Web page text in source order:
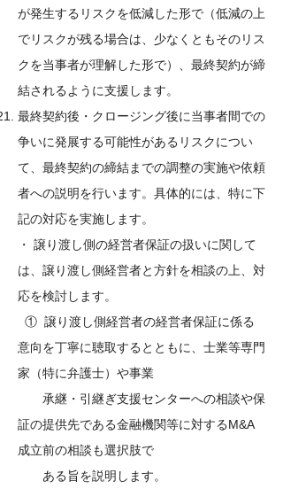
が発生するリスクを低減した形で（低減の上
でリスクが残る場合は、少なくともそのリス
クを当事者が理解した形で）、最終契約が締
結されるように支援します。
最終契約後・クロージング後に当事者間での
争いに発展する可能性があるリスクについ
て、最終契約の締結までの調整の実施や依頼
者への説明を行います。具体的には、特に下
記の対応を実施します。
・ 譲り渡し側の経営者保証の扱いに関して
は、譲り渡し側経営者と方針を相談の上、対
応を検討します。
① 譲り渡し側経営者の経営者保証に係る
意向を丁寧に聴取するとともに、士業等専門
家（特に弁護士）や事業
承継・引継ぎ支援センターへの相談や保
証の提供先である金融機関等に対するM&A
成立前の相談も選択肢で
ある旨を説明します。